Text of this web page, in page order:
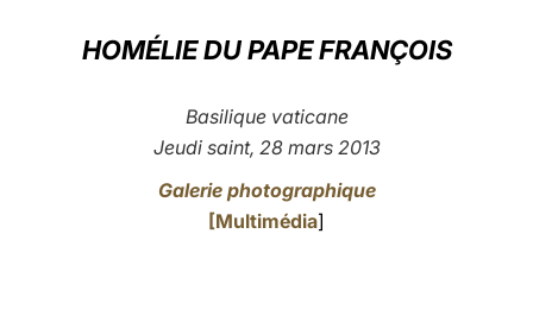
中文
HOMÉLIE DU PAPE FRANÇOIS
Basilique vaticane
Jeudi saint, 28 mars 2013
Galerie photographique
[Multimédia]